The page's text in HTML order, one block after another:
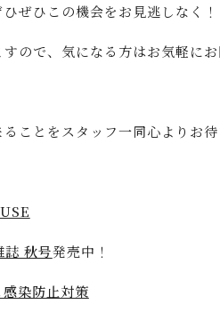
ぜひこの機会をお見逃しなく！
ので、気になる方はお気軽に
ることをスタッフ一同心よりお
秋号発売中！
染防止対策